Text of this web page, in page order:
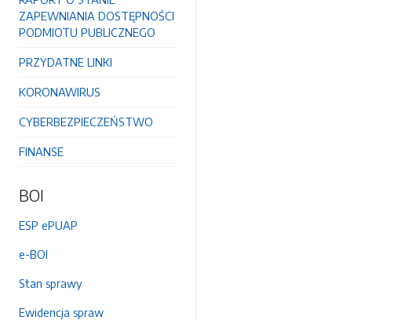
ZAPEWNIANIA DOSTĘPNOŚCI
PODMIOTU PUBLICZNEGO
PRZYDATNE LINKI
KORONAWIRUS
CYBERBEZPIECZEŃSTWO
FINANSE
BOI
ESP ePUAP
e-BOI
Stan sprawy
Ewidencja spraw